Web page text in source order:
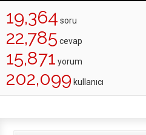
19,364 soru
22,785 cevap
15,871 yorum
202,099 kullanıcı